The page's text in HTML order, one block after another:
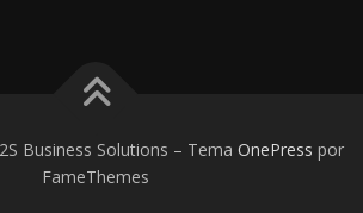
Business Solutions – Tema OnePress por
FameThemes